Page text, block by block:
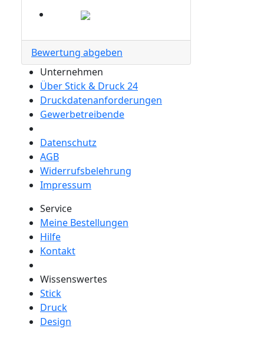
Bewertung abgeben
Unternehmen
Über Stick & Druck 24
Druckdatenanforderungen
Gewerbetreibende
Datenschutz
AGB
Widerrufsbelehrung
Impressum
Service
Meine Bestellungen
Hilfe
Kontakt
Wissenswertes
Stick
Druck
Design